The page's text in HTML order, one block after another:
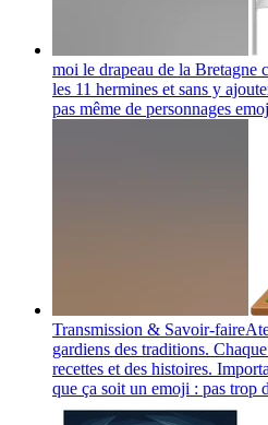
moi le drapeau de la Bretagne
les 11 hermines et sans y
pas même de personnages
Transmission & Savoir-
gardiens des traditions.
recettes et des histoires.
que ça soit un emoji : pas trop